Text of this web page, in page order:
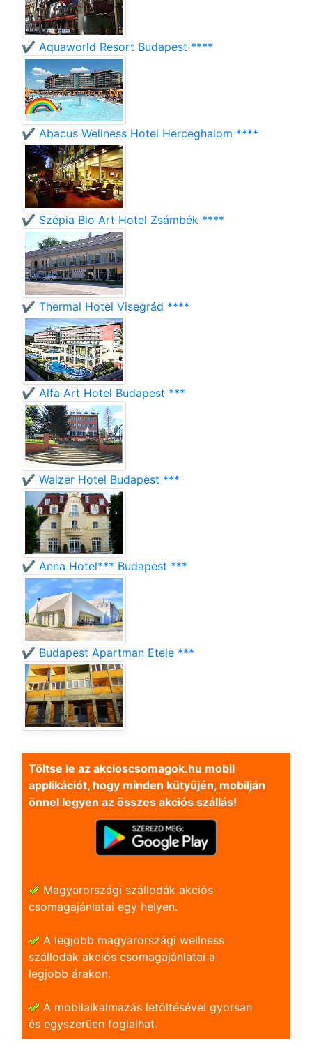
✔️ Aquaworld Resort Budapest ****
✔️ Abacus Wellness Hotel Herceghalom ****
✔️ Szépia Bio Art Hotel Zsámbék ****
✔️ Thermal Hotel Visegrád ****
✔️ Alfa Art Hotel Budapest ***
✔️ Walzer Hotel Budapest ***
✔️ Anna Hotel*** Budapest ***
✔️ Budapest Apartman Etele ***
Töltse le az akcioscsomagok.hu mobil
applikációt, hogy minden kütyüjén, mobilján
önnel legyen az összes akciós szállás!
Magyarországi szállodák akciós
csomagajánlatai egy helyen.
A legjobb magyarországi wellness
szállodák akciós csomagajánlatai a
legjobb árakon.
A mobilalkalmazás letöltésével gyorsan
és egyszerũen foglalhat.